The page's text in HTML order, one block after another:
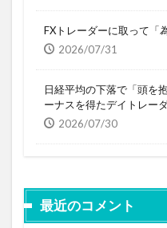
FXトレーダーに取って「
2026/07/31
日経平均の下落で「頭を
ーナスを得たデイトレー
2026/07/30
最近のコメント